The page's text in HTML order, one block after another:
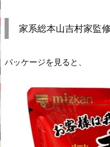
家系総本山吉村家監
パッケージを見ると、